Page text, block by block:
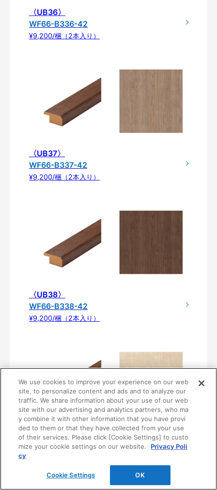
〈UB36〉
WF66-B336-42
¥9,200/梱（2本入り）
〈UB37〉
WF66-B337-42
¥9,200/梱（2本入り）
〈UB38〉
WF66-B338-42
¥9,200/梱（2本入り）
〈UB81〉
WF66-B381-42
We use cookies to improve your experience on our web
site, to personalize content and ads and to analyze our
traffic. We share information about your use of our web
site with our advertising and analytics partners, who ma
y combine it with other information that you have provi
ded to them or that they have collected from your use
of their services. Please click [Cookie Settings] to custo
mize your cookie settings on our website.
Privacy Poli
cy
Cookie Settings OK